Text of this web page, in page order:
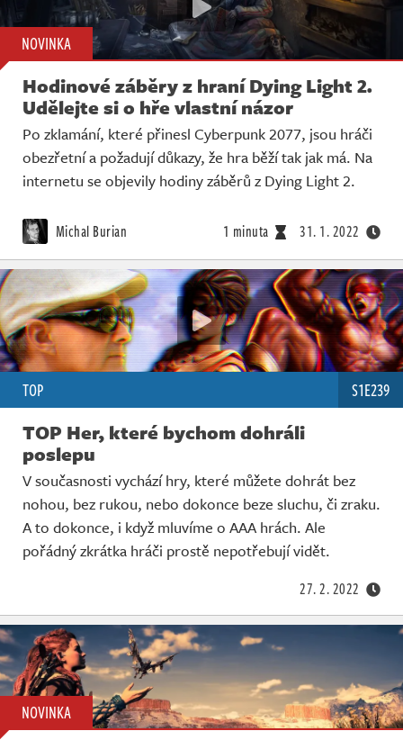
NOVINKA
Hodinové záběry z hraní Dying Light 2.
Udělejte si o hře vlastní názor
Po zklamání, které přinesl Cyberpunk 2077, jsou hráči
obezřetní a požadují důkazy, že hra běží tak jak má. Na
internetu se objevily hodiny záběrů z Dying Light 2.
Michal Burian 1 minuta 31. 1. 2022
TOP S1E239
TOP Her, které bychom dohráli
poslepu
V současnosti vychází hry, které můžete dohrát bez
nohou, bez rukou, nebo dokonce beze sluchu, či zraku.
A to dokonce, i když mluvíme o AAA hrách. Ale
pořádný zkrátka hráči prostě nepotřebují vidět.
27. 2. 2022
NOVINKA